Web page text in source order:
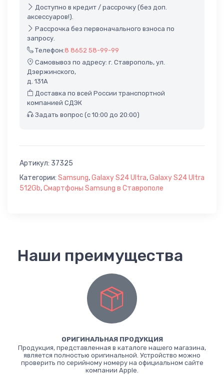
Доступно в кредит / рассрочку (без доп.
аксессуаров!).
Рассрочка без первоначального взноса по
запросу.
Телефон:8 8652 58-99-99
Самовывоз по адресу: г. Ставрополь, ул.
Дзержинского,
д. 131А
Доставка по всей России транспортной
компанией СДЭК
Задать вопрос (с 10:00 до 20:00)
Артикул: 37325
Категории: Samsung,Galaxy S24 Ultra,Galaxy S24 Ultra
512Gb,Смартфоны Samsung в Ставрополе
Наши преимущества
ОРИГИНАЛЬНАЯ ПРОДУКЦИЯ
Продукция, представленная в каталоге нашего магазина,
является полностью оригинальной. Устройство можно
проверить по серийному номеру на официальном сайте
компании Apple.